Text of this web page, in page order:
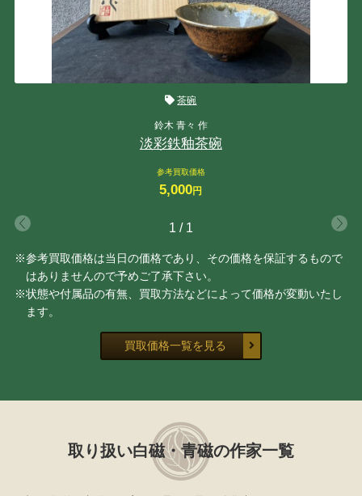
茶碗
鈴木 青々 作
淡彩鉄釉茶碗
参考買取価格
5,000円
1 / 1
※参考買取価格は当日の価格であり、その価格を保証するもので
はありませんので予めご了承下さい。
※状態や付属品の有無、買取方法などによって価格が変動いたし
ます。
買取価格一覧を見る
取り扱い白磁・青磁の作家一覧